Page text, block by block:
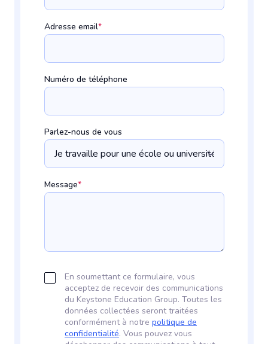
Adresse email*
Numéro de téléphone
Parlez-nous de vous
Message*
En soumettant ce formulaire, vous
acceptez de recevoir des communications
du Keystone Education Group. Toutes les
données collectées seront traitées
conformément à notre politique de
confidentialité. Vous pouvez vous